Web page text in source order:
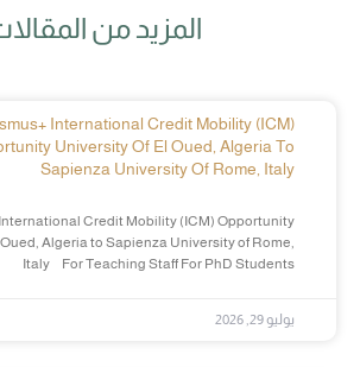
المزيد من
International Credit Mobility (ICM)
University Of El Oued, Algeria To
Sapienza University Of Rome, Italy
Credit Mobility (ICM) Opportunity
Algeria to Sapienza University of Rome,
Italy For Teaching Staff For PhD Students
يوليو 29, 2026